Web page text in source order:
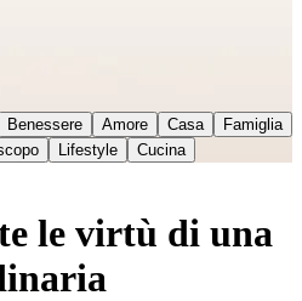
Benessere Amore Casa
Famiglia
Lifestyle Cucina
le virtù di una